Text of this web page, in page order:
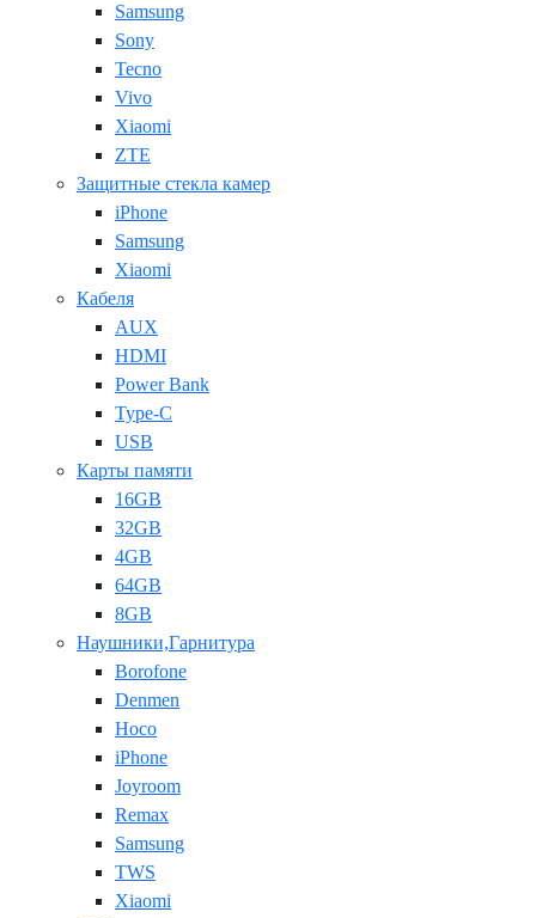
Samsung
Sony
Tecno
Vivo
Xiaomi
ZTE
Защитные стекла камер
iPhone
Samsung
Xiaomi
Кабеля
AUX
HDMI
Power Bank
Type-C
USB
Карты памяти
16GB
32GB
4GB
64GB
8GB
Наушники,Гарнитура
Borofone
Denmen
Hoco
iPhone
Joyroom
Remax
Samsung
TWS
Xiaomi